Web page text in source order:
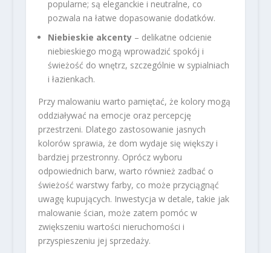
popularne; są eleganckie i neutralne, co
pozwala na łatwe dopasowanie dodatków.
Niebieskie akcenty– delikatne odcienie
niebieskiego mogą wprowadzić spokój i
świeżość do wnętrz, szczególnie w sypialniach
i łazienkach.
Przy malowaniu warto pamiętać, że kolory mogą
oddziaływać na emocje oraz percepcję
przestrzeni. Dlatego zastosowanie jasnych
kolorów sprawia, że dom wydaje się większy i
bardziej przestronny. Oprócz wyboru
odpowiednich barw, warto również zadbać o
świeżość warstwy farby, co może przyciągnąć
uwagę kupujących. Inwestycja w detale, takie jak
malowanie ścian, może zatem pomóc w
zwiększeniu wartości nieruchomości i
przyspieszeniu jej sprzedaży.